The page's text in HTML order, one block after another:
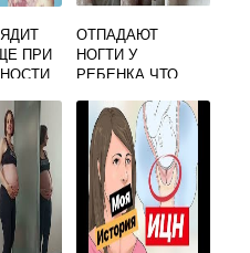
ПРИ
ОТПАДАЮТ
НОГТИ У
РЕБЕНКА ЧТО
ПРОБЛЕМЫ НА
РУКАХ РЕБЕНКА:
СЛЕЗАЮТ НОГТИ